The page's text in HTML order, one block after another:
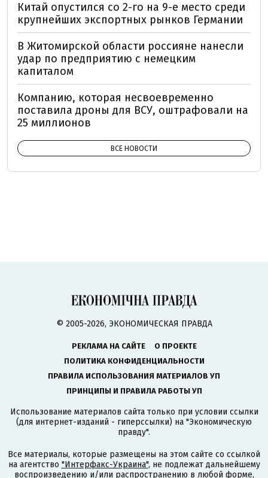
Китай опустился со 2-го на 9-е место среди
крупнейших экспортных рынков Германии
В Житомирской области россияне нанесли
удар по предприятию с немецким
капиталом
Компанию, которая несвоевременно
поставила дроны для ВСУ, оштрафовали на
25 миллионов
ВСЕ НОВОСТИ
© 2005-2026, ЭКОНОМИЧЕСКАЯ ПРАВДА
РЕКЛАМА НА САЙТЕ
О ПРОЕКТЕ
ПОЛИТИКА КОНФИДЕНЦИАЛЬНОСТИ
ПРАВИЛА ИСПОЛЬЗОВАНИЯ МАТЕРИАЛОВ УП
ПРИНЦИПЫ И ПРАВИЛА РАБОТЫ УП
Использование материалов сайта только при условии ссылки
(для интернет-изданий - гиперссылки) на "Экономическую
правду".
Все материалы, которые размещены на этом сайте со ссылкой
на агентство "Интерфакс-Украина", не подлежат дальнейшему
воспроизведению и/или распространению в любой форме,